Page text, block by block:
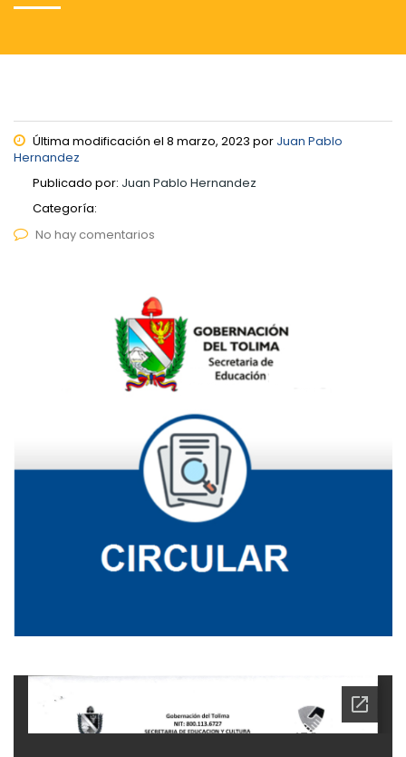
Última modificación el 8 marzo, 2023 por Juan Pablo
Hernandez
Publicado por: Juan Pablo Hernandez
Categoría:
No hay comentarios